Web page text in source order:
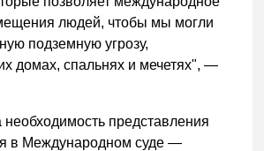
людей, чтобы мы могли
подземную угрозу,
домах, спальнях и мечетях", —
необходимость представления
в Международном суде —